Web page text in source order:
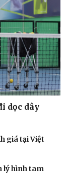
dọc dây
giá tại Việt
lý hình tam